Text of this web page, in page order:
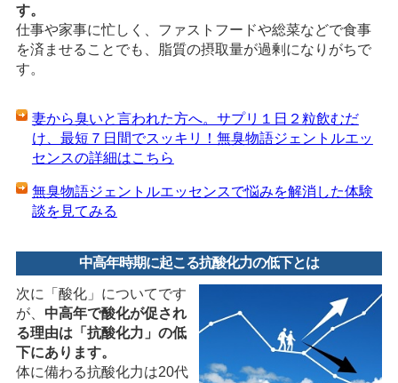
す。
仕事や家事に忙しく、ファストフードや総菜などで食事
を済ませることでも、脂質の摂取量が過剰になりがちで
す。
妻から臭いと言われた方へ。サプリ１日２粒飲むだ
け、最短７日間でスッキリ！無臭物語ジェントルエッ
センスの詳細はこちら
無臭物語ジェントルエッセンスで悩みを解消した体験
談を見てみる
中高年時期に起こる抗酸化力の低下とは
次に「酸化」についてです
が、 中高年で酸化が促され
る理由は「抗酸化力」の低
下にあります。
体に備わる抗酸化力は20代